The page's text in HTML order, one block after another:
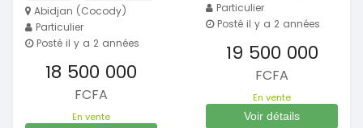
Abidjan (Cocody)
Particulier
Posté il y a 2 années
18 500 000
FCFA
En vente
Particulier
Posté il y a 2 années
19 500 000
FCFA
En vente
Voir détails